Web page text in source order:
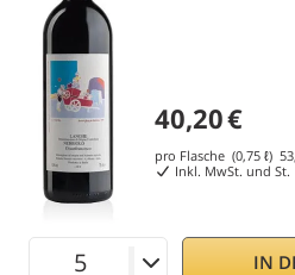
40,20€
pro Flasche (0,75 ℓ)
Inkl. MwSt. und St.
IN